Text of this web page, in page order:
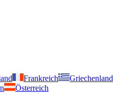
Frankreich Griechenland
Österreich